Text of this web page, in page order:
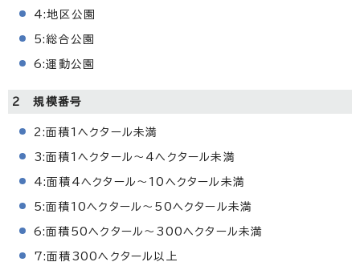
4:地区公園
5:総合公園
6:運動公園
2 規模番号
2:面積1ヘクタール未満
3:面積1ヘクタール～4ヘクタール未満
4:面積4ヘクタール～10ヘクタール未満
5:面積10ヘクタール～50ヘクタール未満
6:面積50ヘクタール～300ヘクタール未満
7:面積300ヘクタール以上